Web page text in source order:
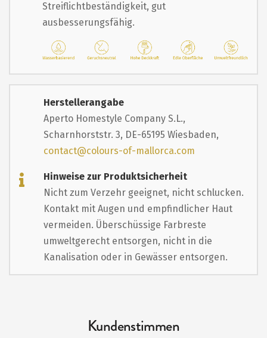
Streiflichtbeständigkeit, gut
ausbesserungsfähig.
Herstellerangabe
Aperto Homestyle Company S.L.,
Scharnhorststr. 3, DE-65195 Wiesbaden,
contact@colours-of-mallorca.com
Hinweise zur Produktsicherheit
Nicht zum Verzehr geeignet, nicht schlucken.
Kontakt mit Augen und empfindlicher Haut
vermeiden. Überschüssige Farbreste
umweltgerecht entsorgen, nicht in die
Kanalisation oder in Gewässer entsorgen.
Kundenstimmen